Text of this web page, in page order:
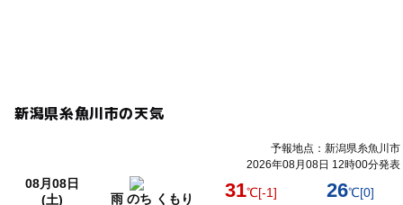
新潟県糸魚川市の天気
予報地点：新潟県糸魚川市
2026年08月08日 12時00分発表
08月08日
(土)
雨 のち くもり 31℃[-1] 26℃[0]